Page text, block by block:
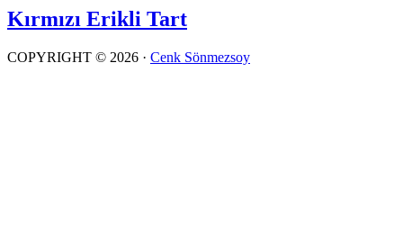
Kırmızı Erikli Tart
COPYRIGHT © 2026 · Cenk Sönmezsoy